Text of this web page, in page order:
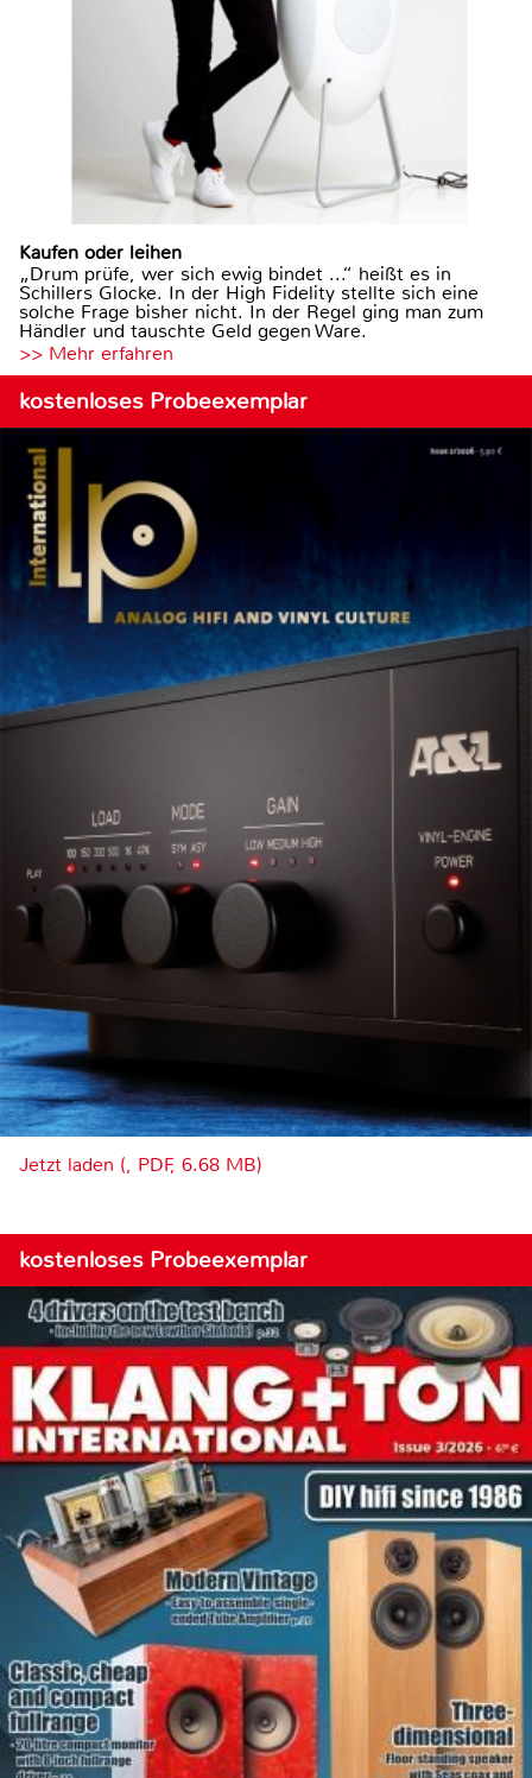
Kaufen oder leihen
„Drum prüfe, wer sich ewig bindet ...“ heißt es in
Schillers Glocke. In der High Fidelity stellte sich eine
solche Frage bisher nicht. In der Regel ging man zum
Händler und tauschte Geld gegen Ware.
>> Mehr erfahren
kostenloses Probeexemplar
Jetzt laden (, PDF, 6.68 MB)
kostenloses Probeexemplar